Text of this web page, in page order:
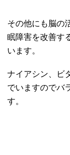
その他にも脳の
眠障害を改善す
います。
ナイアシン、ビ
でいますのでバ
す。